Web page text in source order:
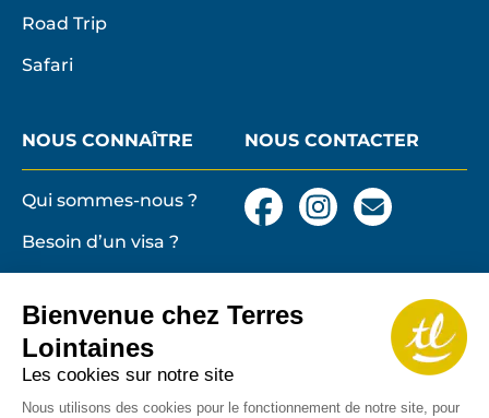
Bienvenue chez Terres
Lointaines
Les cookies sur notre site
Nous utilisons des cookies pour le fonctionnement de notre site, pour
Road Trip
Safari
NOUS CONNAÎTRE
Qui sommes-nous ?
Besoin d’un visa ?
et particulières de
vente
Mentions légales,
NOUS CONTACTER
FacebookInstagram
Nous
contacter
email
de